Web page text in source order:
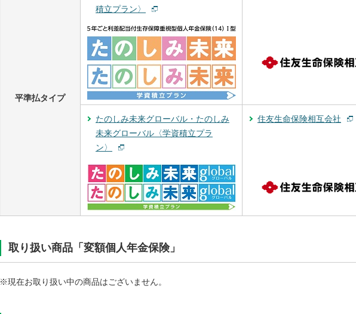
平準払タイプ
積立プラン〉
たのしみ未来グローバル・たのしみ
未来グローバル〈学資積立プラ
ン〉
住友生命保険相互会社
取り扱い商品「変額個人年金保険」
※現在お取り扱い中の商品はございません。